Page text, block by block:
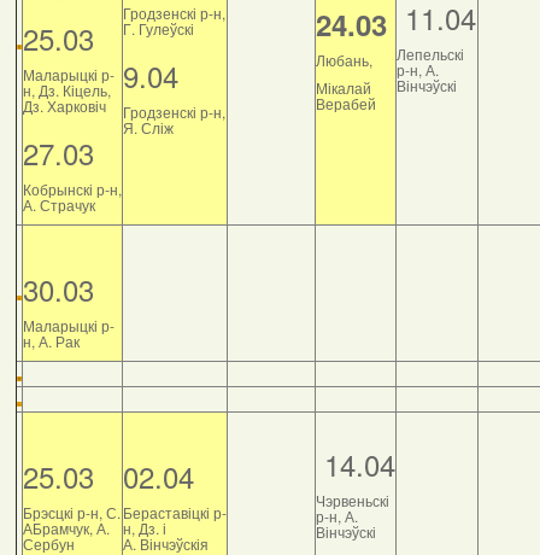
25.03
Маларыцкі р-
н, Дз. Кіцель,
Дз. Харковіч
27.03
Кобрынскі р-н,
А. Страчук
Гродзенскі р-н,
Г. Гулеўскі
9.04
Гродзенскі р-н,
Я. Сліж
24.03
Любань,
Мікалай
Верабей
11.04
Лепельскі
р-н, А.
Вінчэўскі
30.03
Маларыцкі р-
н, А. Рак
25.03
Брэсцкі р-н, С.
АБрамчук, А.
Сербун
02.04
Бераставіцкі р-
н, Дз. і
А. Вінчэўскія
14.04
Чэрвеньскі
р-н, А.
Вінчэўскі